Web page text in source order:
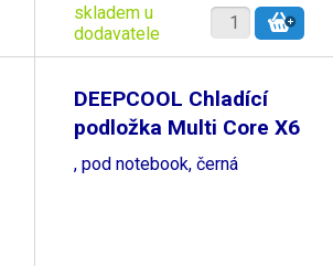
skladem u
dodavatele
DEEPCOOL Chladící
podložka Multi Core X6
, pod notebook, černá